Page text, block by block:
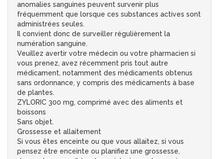
anomalies sanguines peuvent survenir plus
fréquemment que lorsque ces substances actives sont
administrées seules.
Il convient donc de surveiller régulièrement la
numération sanguine.
Veuillez avertir votre médecin ou votre pharmacien si
vous prenez, avez récemment pris tout autre
médicament, notamment des médicaments obtenus
sans ordonnance, y compris des médicaments à base
de plantes.
ZYLORIC 300 mg, comprimé avec des aliments et
boissons
Sans objet.
Grossesse et allaitement
Si vous êtes enceinte ou que vous allaitez, si vous
pensez être enceinte ou planifiez une grossesse,